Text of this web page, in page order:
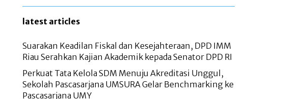
latest articles
Suarakan Keadilan Fiskal dan Kesejahteraan, DPD IMM
Riau Serahkan Kajian Akademik kepada Senator DPD RI
Perkuat Tata Kelola SDM Menuju Akreditasi Unggul,
Sekolah Pascasarjana UMSURA Gelar Benchmarking ke
Pascasarjana UMY